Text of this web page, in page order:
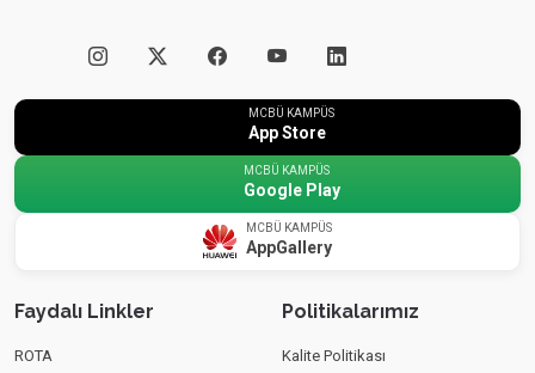
MCBÜ KAMPÜS
App Store
MCBÜ KAMPÜS
Google Play
MCBÜ KAMPÜS
AppGallery
Faydalı Linkler
ROTA
Politikalarımız
Kalite Politikası